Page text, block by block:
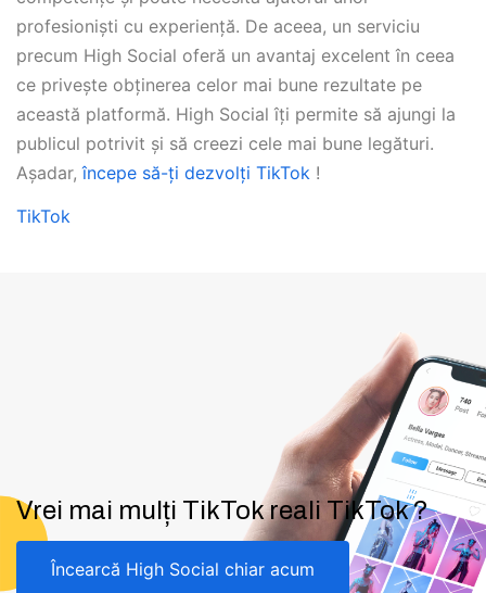
profesioniști cu experiență. De aceea, un serviciu
precum High Social oferă un avantaj excelent în ceea
ce privește obținerea celor mai bune rezultate pe
această platformă. High Social îți permite să ajungi la
publicul potrivit și să creezi cele mai bune legături.
Așadar,începe să-ți dezvolți TikTok !
TikTok
Vrei mai mulți TikTok reali TikTok ?
Încearcă High Social chiar acum